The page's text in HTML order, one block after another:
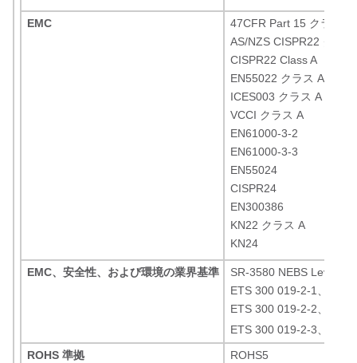
EMC
47CFR Part 15 クラス A
AS/NZS CISPR22 クラ
CISPR22 Class A
EN55022 クラス A
ICES003 クラス A
VCCI クラス A
EN61000-3-2
EN61000-3-3
EN55024
CISPR24
EN300386
KN22 クラス A
KN24
EMC、安全性、および環境の業界基準
SR-3580 NEBS Level 3
ETS 300 019-2-1、
ETS 300 019-2-2、
ETS 300 019-2-3、
ROHS 準拠
ROHS5